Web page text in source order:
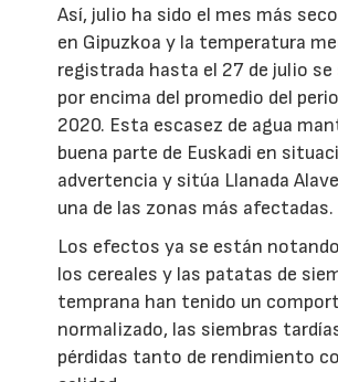
Así, julio ha sido el mes más
en Gipuzkoa y la temperatura
registrada hasta el 27 de julio se
por encima del promedio del
2020. Esta escasez de agua
buena parte de Euskadi en
advertencia y sitúa Llanada
una de las zonas más afectadas.
Los efectos ya se están
los cereales y las patatas de
temprana han tenido un
normalizado, las siembras
pérdidas tanto de rendimiento